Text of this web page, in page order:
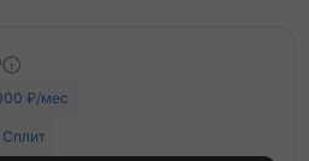
₽/мес
Сплит